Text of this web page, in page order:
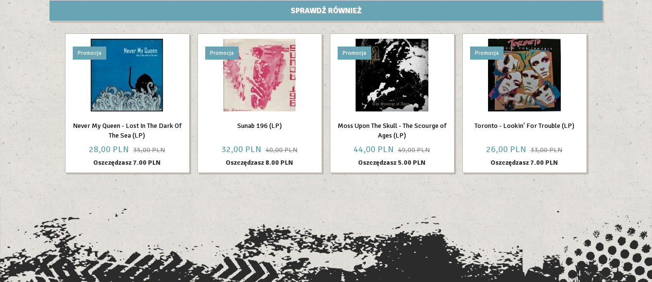
SPRAWDŹ RÓWNIEŻ
Promocja
Never My Queen - Lost In The Dark Of
The Sea (LP)
28,00 PLN 35,00 PLN
Oszczędzasz 7.00 PLN
Promocja
Sunab 196 (LP)
32,00 PLN 40,00 PLN
Oszczędzasz 8.00 PLN
Promocja
Moss Upon The Skull - The Scourge of
Ages (LP)
44,00 PLN 49,00 PLN
Oszczędzasz 5.00 PLN
Promocja
Toronto - Lookin' For Trouble (LP)
26,00 PLN 33,00 PLN
Oszczędzasz 7.00 PLN